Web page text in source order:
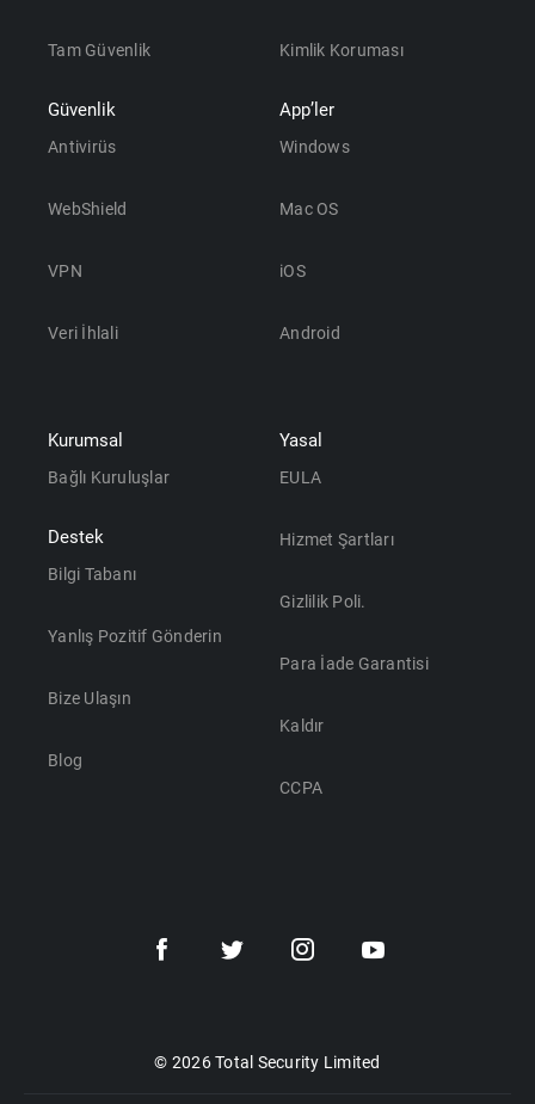
Tam Güvenlik
Güvenlik
Antivirüs
WebShield
VPN
Veri İhlali
Kimlik Koruması
App’ler
Windows
Mac OS
iOS
Android
Kurumsal
Bağlı Kuruluşlar
Destek
Bilgi Tabanı
Yanlış Pozitif Gönderin
Bize Ulaşın
Blog
Yasal
EULA
Hizmet Şartları
Gizlilik Poli.
Para İade Garantisi
Kaldır
CCPA
Svenska
Nederlands
© 2026 Total Security Limited